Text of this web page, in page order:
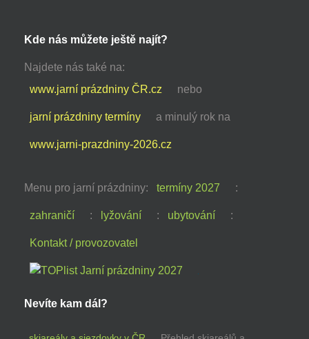
Kde nás můžete ještě najít?
Najdete nás také na:
www.jarní prázdniny ČR.cz
nebo
jarní prázdniny termíny a minulý rok na
www.jarni-prazdniny-2026.cz
Menu pro jarní prázdniny: termíny 2027 :
zahraničí : lyžování : ubytování :
Kontakt / provozovatel
Nevíte kam dál?